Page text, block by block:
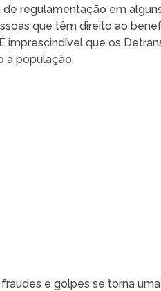
regulamentação em
que têm direito ao
imprescindível que os
à população.
e golpes se torna